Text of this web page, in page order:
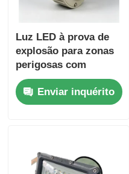
Luz LED à prova de
explosão para zonas
perigosas com
proteção IP66 e
entrada de alta
tensão de 100-277
Enviar inquérito